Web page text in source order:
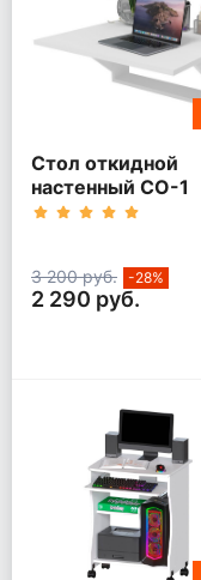
Стол откидной
настенный СО-1
Белый
3 200 руб. -28%
2 290 руб.